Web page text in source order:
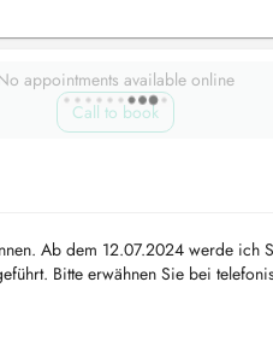
appointments available online
Call to book
Ab dem 12.07.2024 werde ich
Bitte erwähnen Sie bei